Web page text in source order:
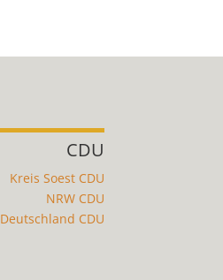
CDU
Kreis Soest CDU
NRW CDU
Deutschland CDU